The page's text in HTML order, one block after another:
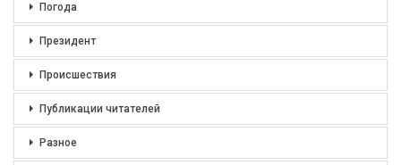
Погода
Президент
Происшествия
Публикации читателей
Разное